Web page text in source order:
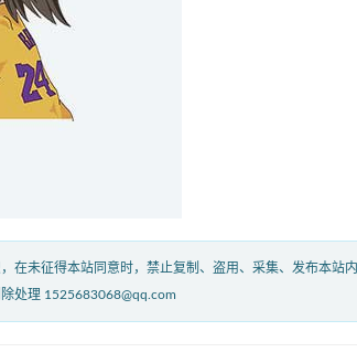
在未征得本站同意时，禁止复制、盗用、采集、发布本站内
处理 1525683068@qq.com